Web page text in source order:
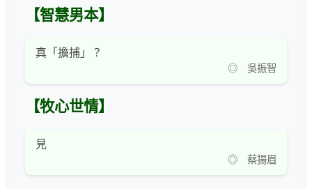
【智慧男本】
真「擔捕」？
◎ 吳振智
【牧心世情】
見
◎ 蔡揚眉